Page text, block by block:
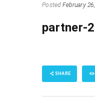
Posted February
partner-2
SHARE